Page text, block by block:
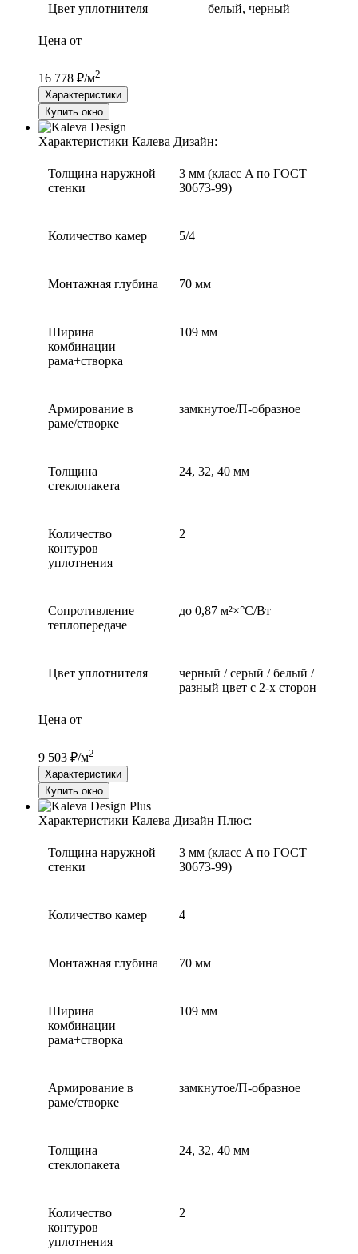
Цвет уплотнителя белый, черный
Цена от
16 778 ₽/м2
Характеристики
Купить окно
Характеристики Калева Дизайн:
Толщина наружной
стенки
3 мм (класс A по ГОСТ
30673-99)
Количество камер 5/4
Монтажная глубина 70 мм
Ширина
комбинации
рама+створка
109 мм
Армирование в
раме/створке
замкнутое/П-образное
Толщина
стеклопакета
24, 32, 40 мм
Количество
контуров
уплотнения
2
Сопротивление
теплопередаче
до 0,87 м²×°С/Вт
Цвет уплотнителя
черный / серый / белый /
разный цвет с 2-х сторон
Цена от
9 503 ₽/м2
Характеристики
Купить окно
Характеристики Калева Дизайн Плюс:
Толщина наружной
стенки
3 мм (класс A по ГОСТ
30673-99)
Количество камер 4
Монтажная глубина 70 мм
Ширина
комбинации
рама+створка
109 мм
Армирование в
раме/створке
замкнутое/П-образное
Толщина
стеклопакета
24, 32, 40 мм
Количество
контуров
уплотнения
2